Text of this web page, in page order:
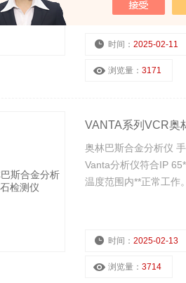
时间： 2025-02-11
浏览量： 3171
VANTA系列VCR奥
奥林巴斯合金分析仪
Vanta分析仪符合IP
温度范围内**正常工作。
时间： 2025-02-13
浏览量： 3714